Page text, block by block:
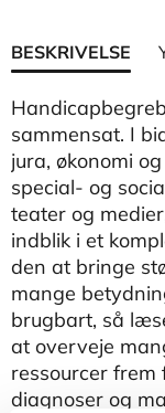
BESKRIVELSE
sammensat. I
jura, økonomi
special- og
teater og
indblik i et
den at bringe
mange
brugbart, så
at overveje
ressourcer frem
diagnoser og